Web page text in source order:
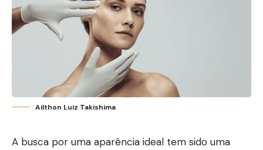
Ailthon Luiz Takishima
A busca por uma aparência ideal tem sido uma